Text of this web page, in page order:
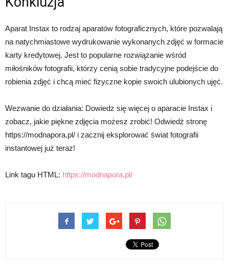
Aparat Instax to rodzaj aparatów fotograficznych, które pozwalają
na natychmiastowe wydrukowanie wykonanych zdjęć w formacie
karty kredytowej. Jest to popularne rozwiązanie wśród
miłośników fotografii, którzy cenią sobie tradycyjne podejście do
robienia zdjęć i chcą mieć fizyczne kopie swoich ulubionych ujęć.
Wezwanie do działania: Dowiedz się więcej o aparacie Instax i
zobacz, jakie piękne zdjęcia możesz zrobić! Odwiedź stronę
https://modnapora.pl/ i zacznij eksplorować świat fotografii
instantowej już teraz!
Link tagu HTML: https://modnapora.pl/